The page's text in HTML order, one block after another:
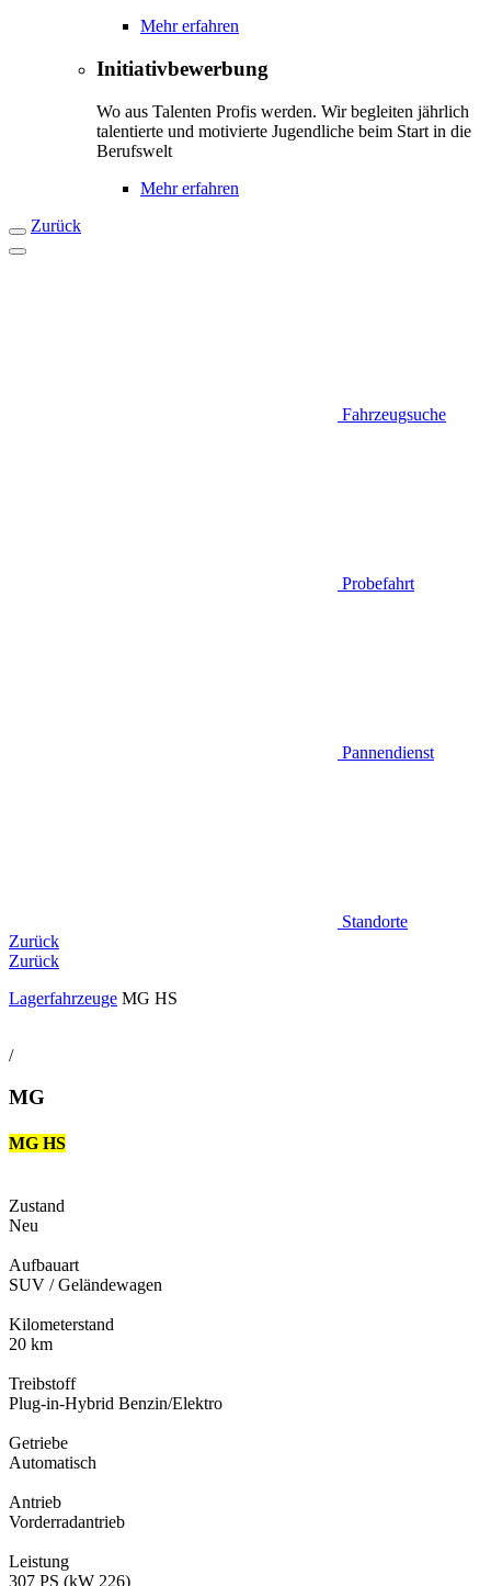
Mehr erfahren
Initiativbewerbung
Wo aus Talenten Profis werden. Wir begleiten jährlich
talentierte und motivierte Jugendliche beim Start in die
Berufswelt
Mehr erfahren
Zurück
Fahrzeugsuche
Probefahrt
Pannendienst
Standorte
Zurück
Zurück
Lagerfahrzeuge MG HS
/
MG
MG HS
Zustand
Neu
Aufbauart
SUV / Geländewagen
Kilometerstand
20 km
Treibstoff
Plug-in-Hybrid Benzin/Elektro
Getriebe
Automatisch
Antrieb
Vorderradantrieb
Leistung
307 PS (kW 226)